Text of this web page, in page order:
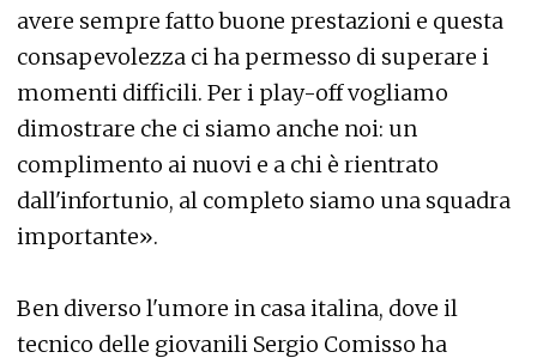
avere sempre fatto buone prestazioni e questa
consapevolezza ci ha permesso di superare i
momenti difficili. Per i play-off vogliamo
dimostrare che ci siamo anche noi: un
complimento ai nuovi e a chi è rientrato
dall'infortunio, al completo siamo una squadra
importante».
Ben diverso l'umore in casa italina, dove il
tecnico delle giovanili Sergio Comisso ha